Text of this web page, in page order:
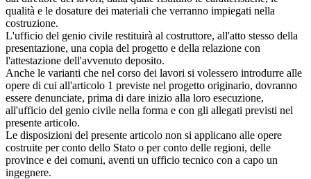
qualità e le dosature dei materiali che verranno impiegati nella
costruzione.
L'ufficio del genio civile restituirà al costruttore, all'atto stesso della
presentazione, una copia del progetto e della relazione con
l'attestazione dell'avvenuto deposito.
Anche le varianti che nel corso dei lavori si volessero introdurre alle
opere di cui all'articolo 1 previste nel progetto originario, dovranno
essere denunciate, prima di dare inizio alla loro esecuzione,
all'ufficio del genio civile nella forma e con gli allegati previsti nel
presente articolo.
Le disposizioni del presente articolo non si applicano alle opere
costruite per conto dello Stato o per conto delle regioni, delle
province e dei comuni, aventi un ufficio tecnico con a capo un
ingegnere.